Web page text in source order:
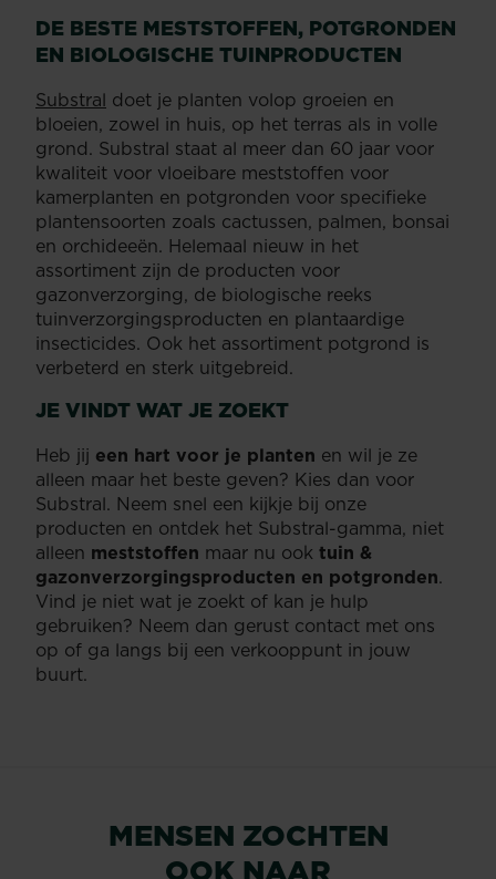
DE BESTE MESTSTOFFEN, POTGRONDEN
EN BIOLOGISCHE TUINPRODUCTEN
Substral doet je planten volop groeien en
bloeien, zowel in huis, op het terras als in volle
grond. Substral staat al meer dan 60 jaar voor
kwaliteit voor vloeibare meststoffen voor
kamerplanten en potgronden voor specifieke
plantensoorten zoals cactussen, palmen, bonsai
en orchideeën. Helemaal nieuw in het
assortiment zijn de producten voor
gazonverzorging, de biologische reeks
tuinverzorgingsproducten en plantaardige
insecticides. Ook het assortiment potgrond is
verbeterd en sterk uitgebreid.
JE VINDT WAT JE ZOEKT
Heb jij een hart voor je planten en wil je ze
alleen maar het beste geven? Kies dan voor
Substral. Neem snel een kijkje bij onze
producten en ontdek het Substral-gamma, niet
alleen meststoffen maar nu ook tuin &
gazonverzorgingsproducten en potgronden.
Vind je niet wat je zoekt of kan je hulp
gebruiken? Neem dan gerust contact met ons
op of ga langs bij een verkooppunt in jouw
buurt.
MENSEN ZOCHTEN